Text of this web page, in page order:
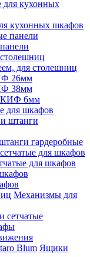
кухонных шкафов
для столешниц
26мм
38мм
6мм
для шкафов
гардеробные
для шкафов
Механизмы для
сетчатые
Ящики